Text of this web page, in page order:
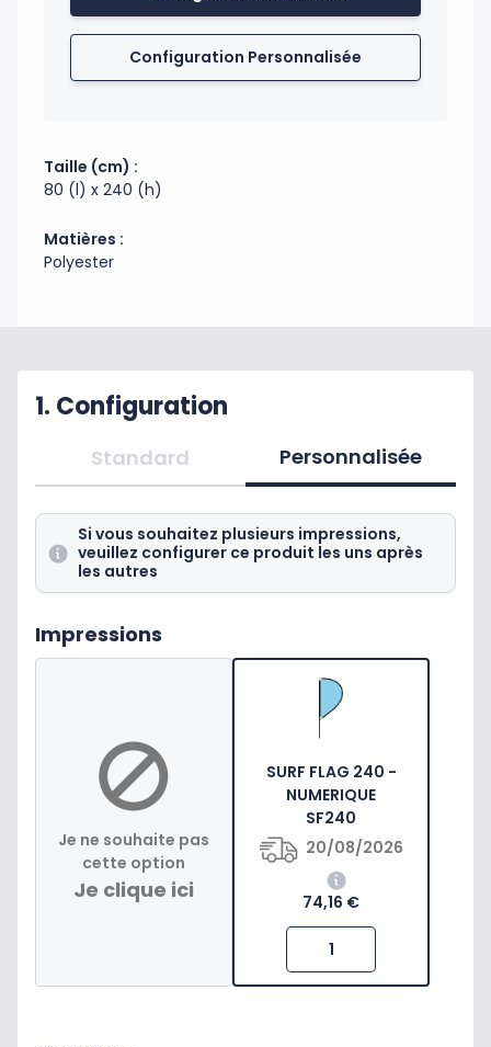
Fabrication : Chine
Configuration Personnalisée
Taille (cm) :
80 (l) x 240 (h)
Matières :
Polyester
1. Configuration
Standard Personnalisée
Si vous souhaitez plusieurs impressions,
veuillez configurer ce produit les uns après
les autres
Impressions
Je ne souhaite pas
cette option
Je clique ici
SURF FLAG 240 -
NUMERIQUE
SF240
20/08/2026
74,16 €